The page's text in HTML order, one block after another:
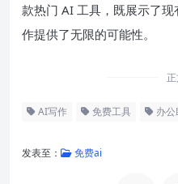
款热门 AI 工具，既展示了
作提供了无限的可能性。
AI写作 免费工具 办
发表至： 免费ai